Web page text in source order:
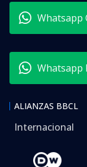
Whatsapp
Whatsapp
ALIANZAS BBCL
Internacional